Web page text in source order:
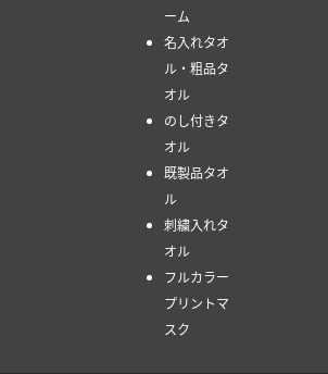
ーム
名入れタオ
ル・粗品タ
オル
のし付きタ
オル
既製品タオ
ル
刺繍入れタ
オル
フルカラー
プリントマ
スク